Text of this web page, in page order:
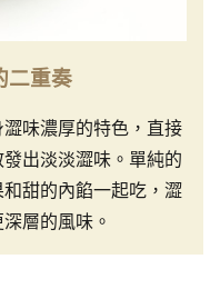
二重奏
味濃厚的特色，直接
出淡淡澀味。單純的
甜的內餡一起吃，澀
層的風味。